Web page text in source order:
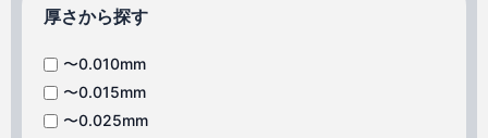
厚さから探す
〜0.010mm
〜0.015mm
〜0.025mm